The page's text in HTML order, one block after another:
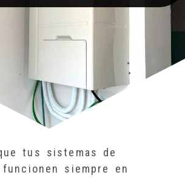
tus sistemas de
siempre en